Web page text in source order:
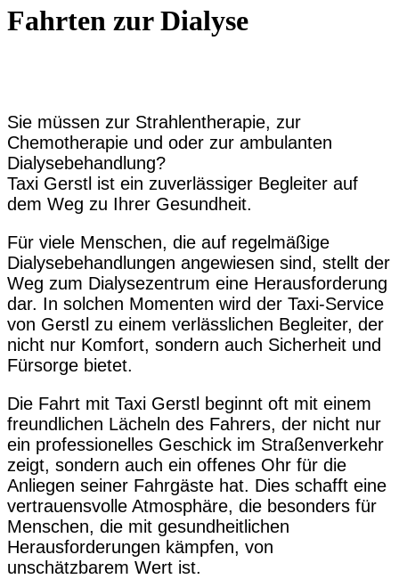
Fahrten zur Dialyse
Sie müssen zur Strahlentherapie, zur
Chemotherapie und oder zur ambulanten
Dialysebehandlung?
Taxi Gerstl ist ein zuverlässiger Begleiter auf
dem Weg zu Ihrer Gesundheit.
Für viele Menschen, die auf regelmäßige
Dialysebehandlungen angewiesen sind, stellt der
Weg zum Dialysezentrum eine Herausforderung
dar. In solchen Momenten wird der Taxi-Service
von Gerstl zu einem verlässlichen Begleiter, der
nicht nur Komfort, sondern auch Sicherheit und
Fürsorge bietet.
Die Fahrt mit Taxi Gerstl beginnt oft mit einem
freundlichen Lächeln des Fahrers, der nicht nur
ein professionelles Geschick im Straßenverkehr
zeigt, sondern auch ein offenes Ohr für die
Anliegen seiner Fahrgäste hat. Dies schafft eine
vertrauensvolle Atmosphäre, die besonders für
Menschen, die mit gesundheitlichen
Herausforderungen kämpfen, von
unschätzbarem Wert ist.